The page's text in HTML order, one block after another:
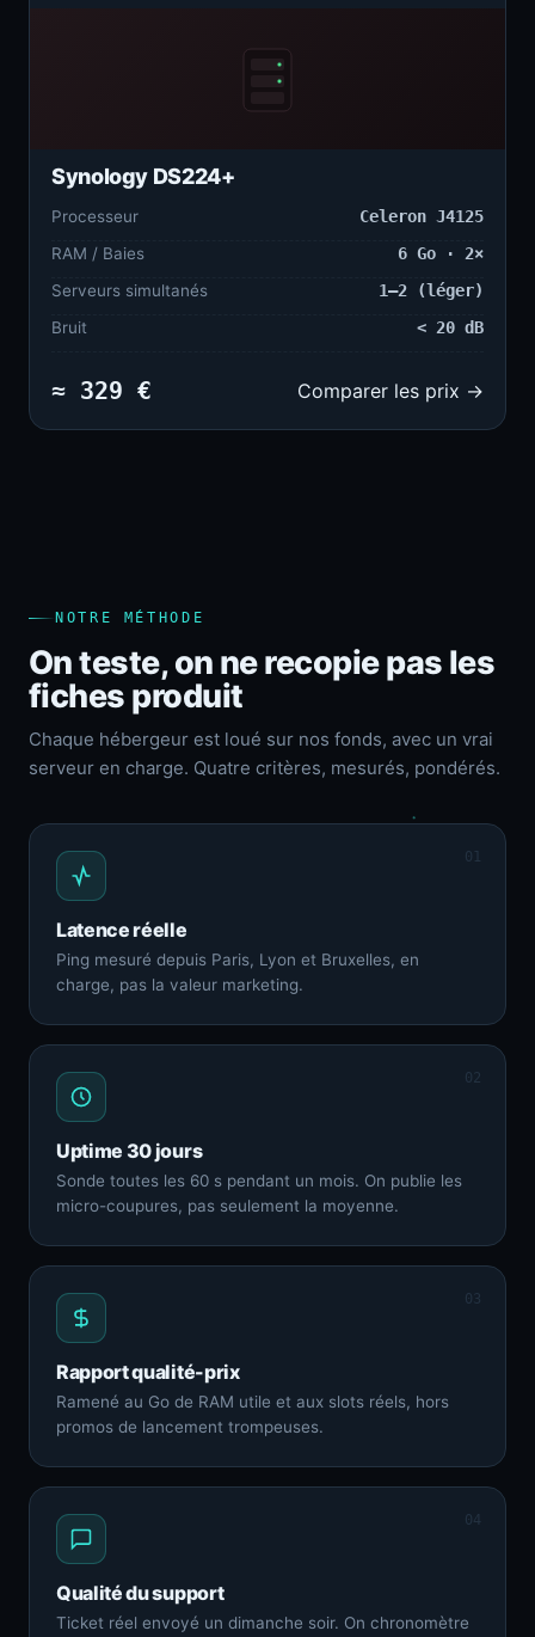
Synology DS224+
Processeur
Celeron J4125
RAM / Baies
6 Go · 2×
Serveurs simultanés
1–2 (léger)
Bruit
< 20 dB
≈ 329 € Comparer les prix →
NOTRE MÉTHODE
On teste, on ne recopie pas les
fiches produit
Chaque hébergeur est loué sur nos fonds, avec un vrai
serveur en charge. Quatre critères, mesurés, pondérés.
01
Latence réelle
Ping mesuré depuis Paris, Lyon et Bruxelles, en
charge, pas la valeur marketing.
02
Uptime 30 jours
Sonde toutes les 60 s pendant un mois. On publie les
micro-coupures, pas seulement la moyenne.
03
Rapport qualité-prix
Ramené au Go de RAM utile et aux slots réels, hors
promos de lancement trompeuses.
04
Qualité du support
Ticket réel envoyé un dimanche soir. On chronomètre